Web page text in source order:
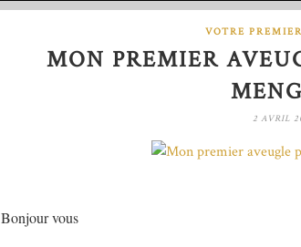
VOTRE
MON PREMIER
2 AVRIL
Bonjour vous